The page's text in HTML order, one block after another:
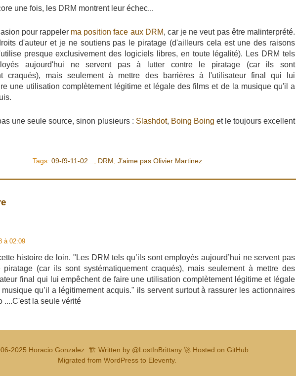
une fois, les DRM montrent leur échec...
pour rappeler ma position face aux DRM, car je ne veut pas être malinterprété.
d'auteur et je ne soutiens pas le piratage (d'ailleurs cela est une des raisons
presque exclusivement des logiciels libres, en toute légalité). Les DRM tels
aujourd'hui ne servent pas à lutter contre le piratage (car ils sont
craqués), mais seulement à mettre des barrières à l'utilisateur final qui lui
une utilisation complètement légitime et légale des films et de la musique qu'il a
une seule source, sinon plusieurs : Slashdot, Boing Boing et le toujours excellent
Tags: 09-f9-11-02... DRM J’aime pas Olivier Martinez
à 02:09
histoire de loin. "Les DRM tels qu’ils sont employés aujourd’hui ne servent pas
(car ils sont systématiquement craqués), mais seulement à mettre des
final qui lui empêchent de faire une utilisation complètement légitime et légale
qu’il a légitimement acquis." ils servent surtout à rassurer les actionnaires
....C'est la seule vérité
2025 Horacio Gonzalez. 🏗️ Written by @LostInBrittany 🚀 Hosted on GitHub
Migrated from WordPress to Eleventy.